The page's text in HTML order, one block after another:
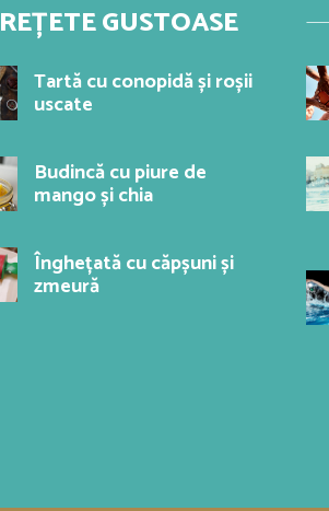
REȚETE GUSTOASE
Tartă cu conopidă și roșii
uscate
Budincă cu piure de
mango și chia
Înghețată cu căpșuni și
zmeură